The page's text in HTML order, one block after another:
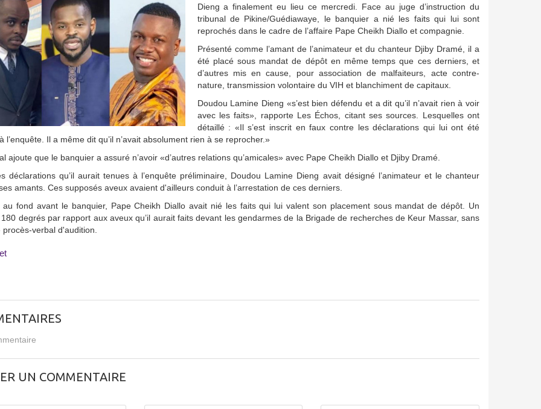
Dieng a finalement eu lieu ce mercredi. Face au juge d’instruction du
tribunal de Pikine/Guédiawaye, le banquier a nié les faits qui lui sont
reprochés dans le cadre de l’affaire Pape Cheikh Diallo et compagnie.
Présenté comme l’amant de l’animateur et du chanteur Djiby Dramé, il a
été placé sous mandat de dépôt en même temps que ces derniers, et
d’autres mis en cause, pour association de malfaiteurs, acte contre-
nature, transmission volontaire du VIH et blanchiment de capitaux.
Doudou Lamine Dieng «s’est bien défendu et a dit qu’il n’avait rien à voir
avec les faits», rapporte Les Échos, citant ses sources. Lesquelles ont
détaillé : «Il s’est inscrit en faux contre les déclarations qui lui ont été
l’enquête. Il a même dit qu’il n’avait absolument rien à se reprocher.»
ajoute que le banquier a assuré n’avoir «d’autres relations qu’amicales» avec Pape Cheikh Diallo et Djiby Dramé.
déclarations qu’il aurait tenues à l’enquête préliminaire, Doudou Lamine Dieng avait désigné l’animateur et le chanteur
amants. Ces supposés aveux avaient d'ailleurs conduit à l’arrestation de ces derniers.
au fond avant le banquier, Pape Cheikh Diallo avait nié les faits qui lui valent son placement sous mandat de dépôt. Un
degrés par rapport aux aveux qu’il aurait faits devant les gendarmes de la Brigade de recherches de Keur Massar, sans
verbal d'audition.
UN COMMENTAIRE